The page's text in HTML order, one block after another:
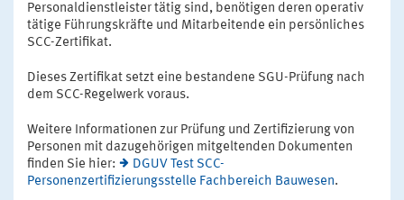
Personaldienstleister tätig sind, benötigen deren operativ
tätige Führungskräfte und Mitarbeitende ein persönliches
SCC-Zertifikat.
Dieses Zertifikat setzt eine bestandene SGU-Prüfung nach
dem SCC-Regelwerk voraus.
Weitere Informationen zur Prüfung und Zertifizierung von
Personen mit dazugehörigen mitgeltenden Dokumenten
finden Sie hier:
DGUV Test SCC-
Personenzertifizierungsstelle Fachbereich Bauwesen.